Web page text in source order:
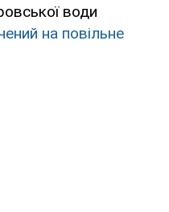
води
на повільне